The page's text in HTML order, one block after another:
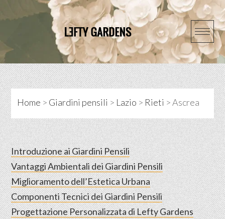
to
Home > Giardini pensili > Lazio > Rieti >Ascrea
Introduzione ai Giardini Pensili
Vantaggi Ambientali dei Giardini Pensili
Miglioramento dell’Estetica Urbana
Componenti Tecnici dei Giardini Pensili
Progettazione Personalizzata di Lefty Gardens